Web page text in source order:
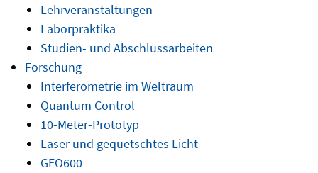
Lehrveranstaltungen
Laborpraktika
Studien- und Abschlussarbeiten
Forschung
Interferometrie im Weltraum
Quantum Control
10-Meter-Prototyp
Laser und gequetschtes Licht
GEO600